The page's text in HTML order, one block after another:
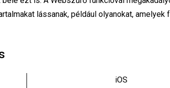
lássanak, például olyanokat, amelyek
iOS